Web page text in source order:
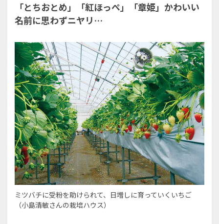
「とちおとめ」「紅ほっぺ」「章姫」かわいい
名前に思わずニヤリ…
ミツバチに受粉を助けられて、日増しに育っていくいちご
（小島清敏さんの栽培ハウス）